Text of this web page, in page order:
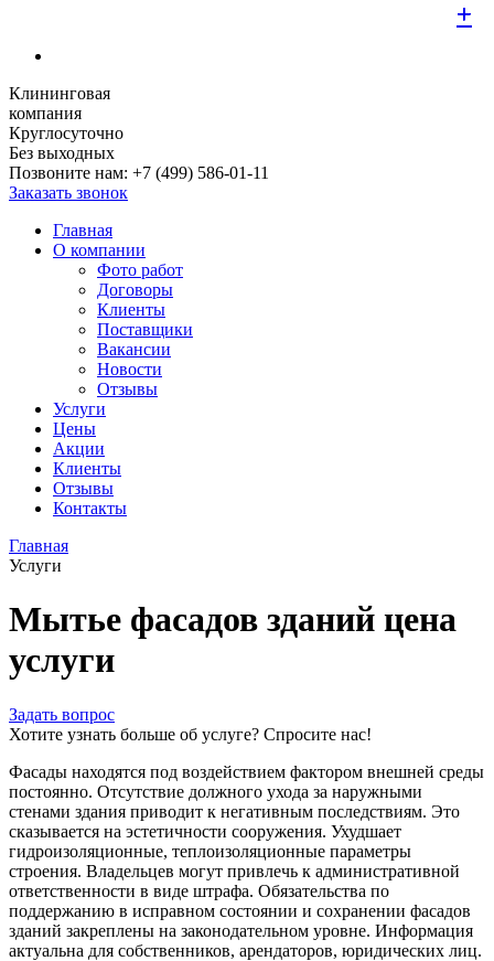
Клининговая
компания
Круглосуточно
Без выходных
Позвоните нам: +7 (499) 586-01-11
Заказать звонок
Главная
О компании
Фото работ
Договоры
Клиенты
Поставщики
Вакансии
Новости
Отзывы
Услуги
Цены
Акции
Клиенты
Отзывы
Контакты
Главная
Услуги
Мытье фасадов зданий цена
услуги
Задать вопрос
Хотите узнать больше об услуге? Спросите нас!
Фасады находятся под воздействием фактором внешней среды
постоянно. Отсутствие должного ухода за наружными
стенами здания приводит к негативным последствиям. Это
сказывается на эстетичности сооружения. Ухудшает
гидроизоляционные, теплоизоляционные параметры
строения. Владельцев могут привлечь к административной
ответственности в виде штрафа. Обязательства по
поддержанию в исправном состоянии и сохранении фасадов
зданий закреплены на законодательном уровне. Информация
актуальна для собственников, арендаторов, юридических лиц.
+
+
+
+
+
+
+
+
+